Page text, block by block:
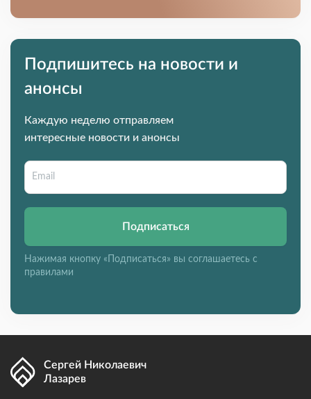
Подпишитесь на новости и
анонсы
Каждую неделю отправляем
интересные новости и анонсы
Подписаться
Нажимая кнопку «Подписаться» вы соглашаетесь с
правилами
Сергей Николаевич
Лазарев